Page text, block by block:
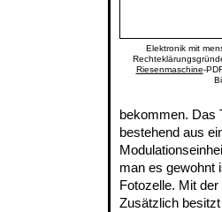
Elektronik mit
Riesenmaschine-
bekommen. Das
bestehend aus
man es gewohnt
Fotozelle. Mit
Zusätzlich